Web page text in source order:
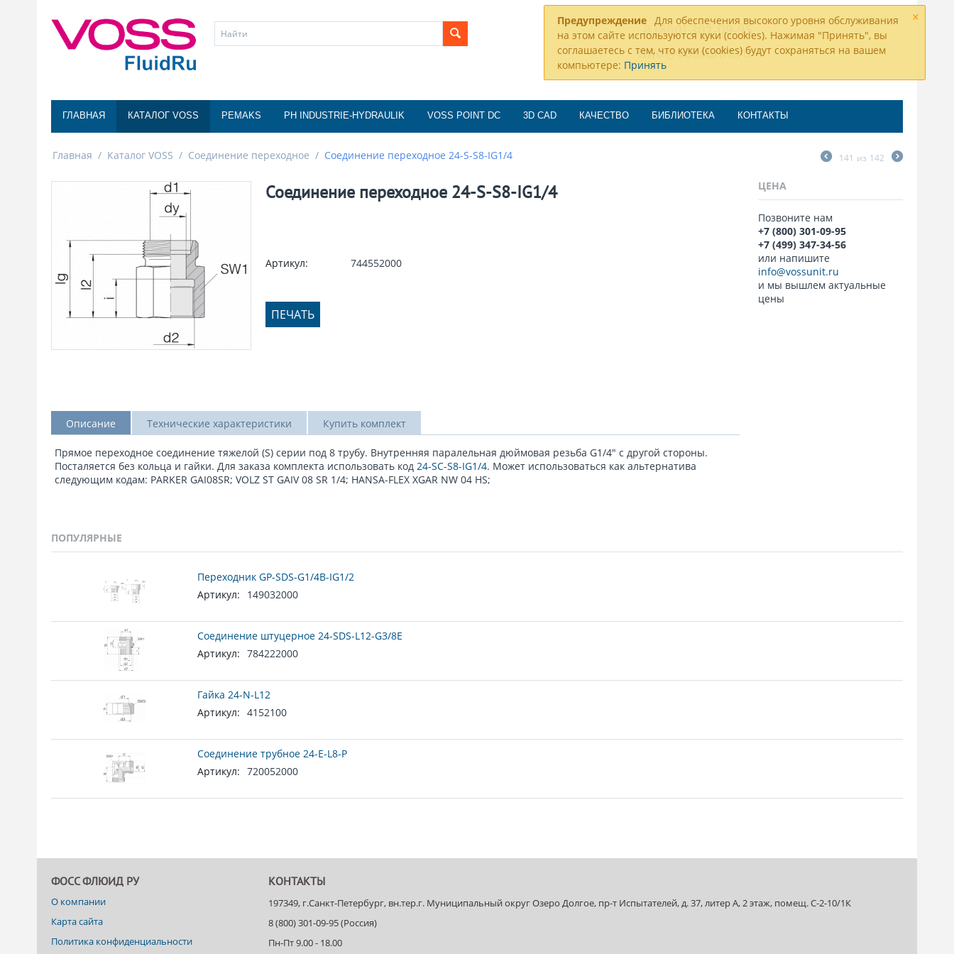
×
Предупреждение Для обеспечения высокого уровня обслуживания
на этом сайте используются куки (cookies). Нажимая "Принять", вы
соглашаетесь с тем, что куки (cookies) будут сохраняться на вашем
компьютере: Принять
8 (800) 301-09-95
info@vossunit.ru
ГЛАВНАЯ КАТАЛОГ VOSS PEMAKS PH INDUSTRIE-HYDRAULIK VOSS POINT DC 3D CAD КАЧЕСТВО БИБЛИОТЕКА КОНТАКТЫ
Главная / Каталог VOSS / Соединение переходное / Соединение переходное 24-S-S8-IG1/4 141 из 142
Соединение переходное 24-S-S8-IG1/4
Артикул: 744552000
ПЕЧАТЬ
Описание Технические характеристики Купить комплект
Прямое переходное соединение тяжелой (S) серии под 8 трубу. Внутренняя паралельная дюймовая резьба G1/4" с другой стороны.
Посталяется без кольца и гайки. Для заказа комплекта использовать код 24-SC-S8-IG1/4. Может использоваться как альтернатива
следующим кодам: PARKER GAI08SR; VOLZ ST GAIV 08 SR 1/4; HANSA-FLEX XGAR NW 04 HS;
ЦЕНА
Позвоните нам
+7 (800) 301-09-95
+7 (499) 347-34-56
или напишите
info@vossunit.ru
и мы вышлем актуальные
цены
ПОПУЛЯРНЫЕ
Переходник GP-SDS-G1/4B-IG1/2
Артикул:
149032000
Соединение штуцерное 24-SDS-L12-G3/8E
Артикул: 784222000
Гайка 24-N-L12
Артикул: 4152100
Соединение трубное 24-E-L8-P
Артикул: 720052000
ФОСС ФЛЮИД РУ
О компании
Карта сайта
Политика конфиденциальности
КОНТАКТЫ
197349, г.Санкт-Петербург, вн.тер.г. Муниципальный округ Озеро Долгое, пр-т Испытателей, д. 37, литер А, 2 этаж, помещ. С-2-10/1К
8 (800) 301-09-95 (Россия)
Пн-Пт 9.00 - 18.00